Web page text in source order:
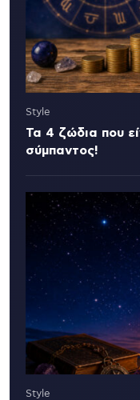
Style
Τα 4 ζώδια που
σύμπαντος!
Style